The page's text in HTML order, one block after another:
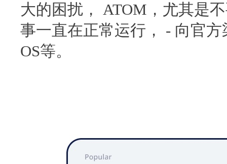
大的困扰， ATOM，尤其是
事一直在正常运行， - 向官
OS等。